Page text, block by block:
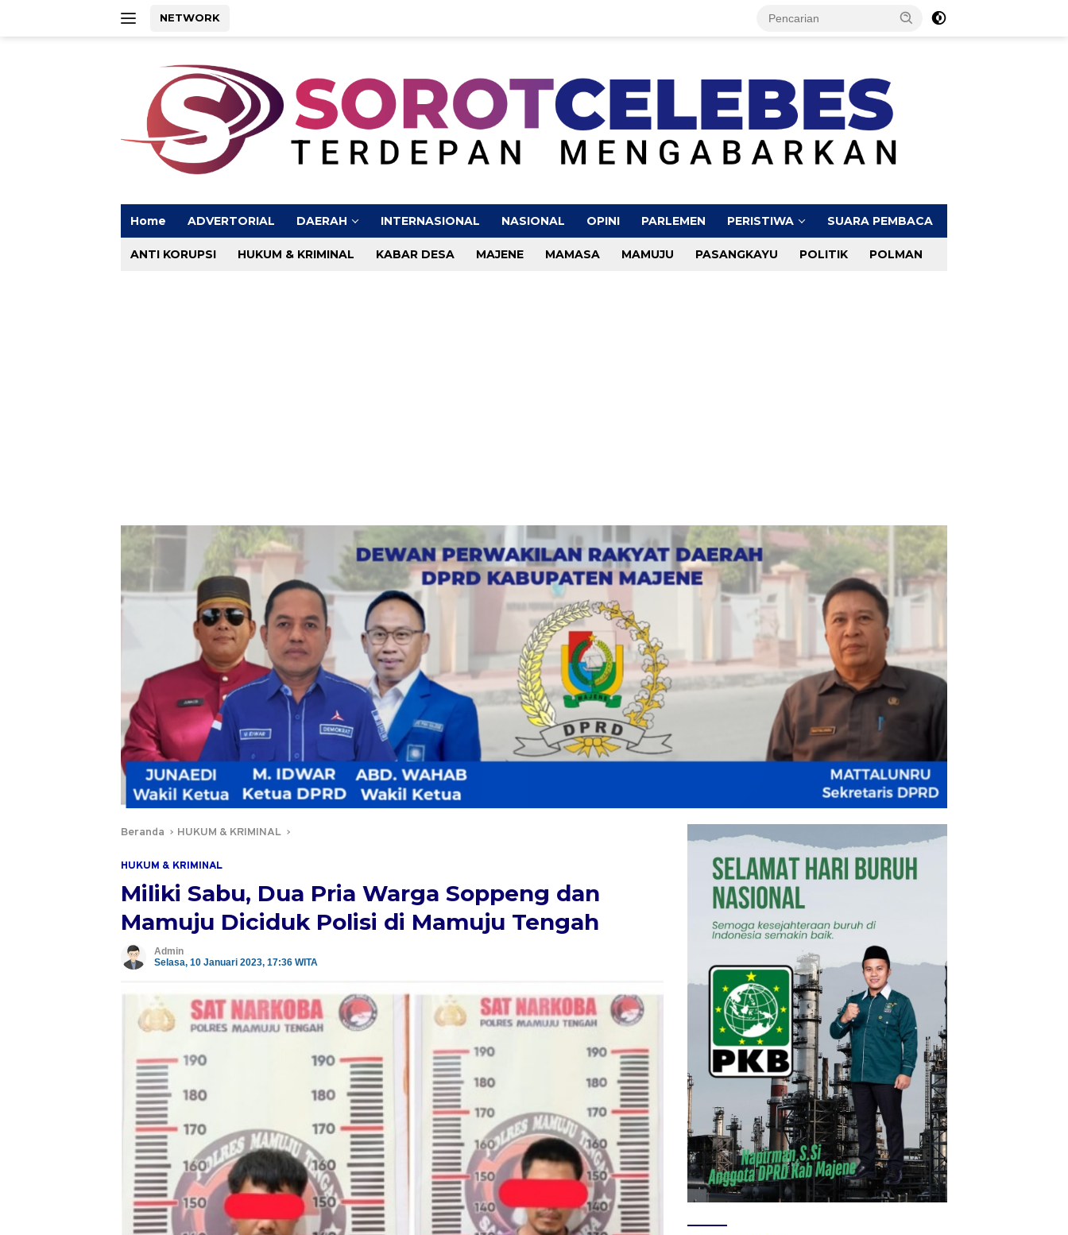
NETWORK
Home ADVERTORIAL DAERAH INTERNASIONAL NASIONAL OPINI PARLEMEN PERISTIWA SUARA PEMBACA
ANTI KORUPSI HUKUM & KRIMINAL KABAR DESA MAJENE MAMASA MAMUJU PASANGKAYU POLITIK POLMAN
Beranda HUKUM & KRIMINAL
HUKUM & KRIMINAL
Miliki Sabu, Dua Pria Warga Soppeng dan
Mamuju Diciduk Polisi di Mamuju Tengah
Admin
Selasa, 10 Januari 2023, 17:36 WITA